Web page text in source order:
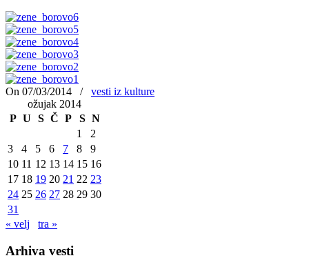
On 07/03/2014 /
vesti iz kulture
ožujak 2014
P U S Č P S N
1
2
3
4 5 6 7 8
9
10 11 12 13 14 15 16
17 18 19 20 21 22 23
24 25 26 27 28 29 30
31
« velj
tra »
Arhiva vesti